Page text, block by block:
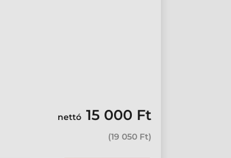
nettó 15 000 Ft
(19 050 Ft)